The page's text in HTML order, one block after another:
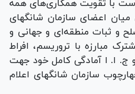
با تقویت همکاری‌های همه
میان اعضای سازمان شانگهای
و ثبات منطقه‌ای و جهانی و
مبارزه با تروریسم، افراط
ج. ا. ا آمادگی کامل خود جهت
سازمان شانگهای اعلام